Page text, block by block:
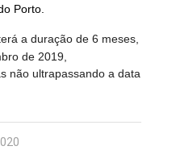
Porto.
a duração de 6 meses,
de 2019,
não ultrapassando a data